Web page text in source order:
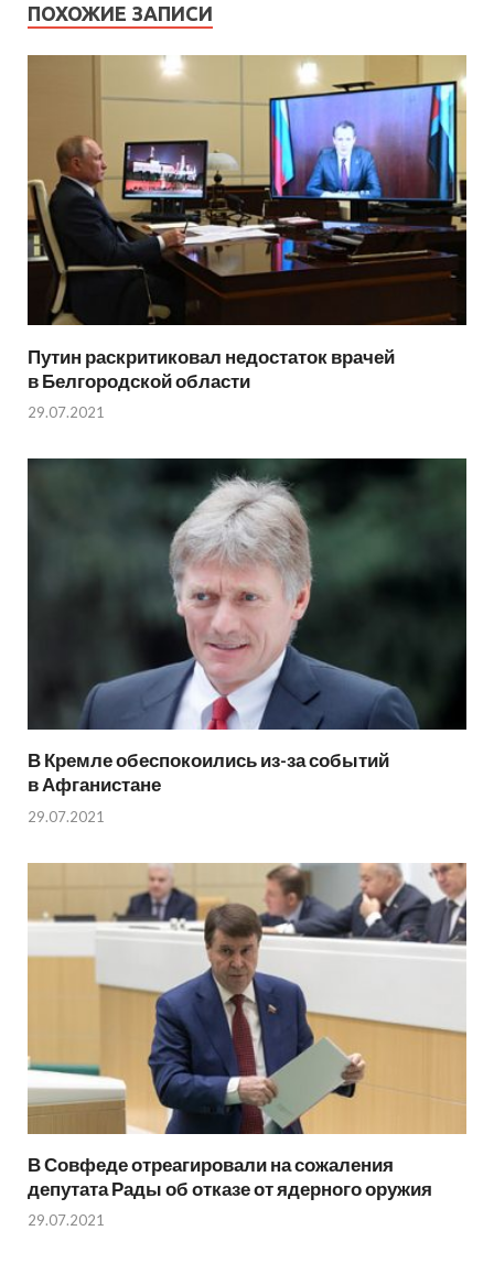
ПОХОЖИЕ ЗАПИСИ
Путин раскритиковал недостаток врачей
в Белгородской области
29.07.2021
В Кремле обеспокоились из-за событий
в Афганистане
29.07.2021
В Совфеде отреагировали на сожаления
депутата Рады об отказе от ядерного оружия
29.07.2021